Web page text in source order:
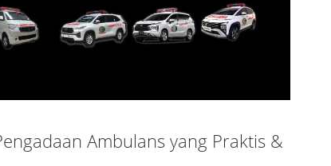
Ambulans yang Praktis &